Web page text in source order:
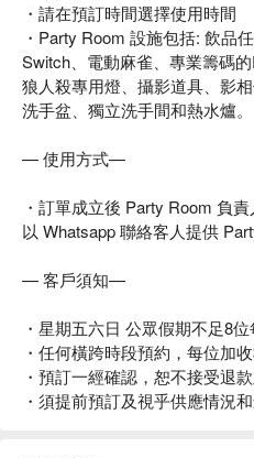
・請在預訂時間選擇使用時間
・Party Room 設施包括: 飲品
Switch、電動麻雀、專業籌碼
狼人殺專用燈、攝影道具、影
洗手盆、獨立洗手間和熱水爐。
— 使用方式—
・訂單成立後 Party Room 負
以 Whatsapp 聯絡客人提供
— 客戶須知—
・星期五六日 公眾假期不足8
・任何橫跨時段預約，每位加
・預訂一經確認，恕不接受退
・須提前預訂及視乎供應情況